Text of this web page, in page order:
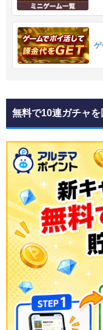
ゲ
無料で10連ガチャを